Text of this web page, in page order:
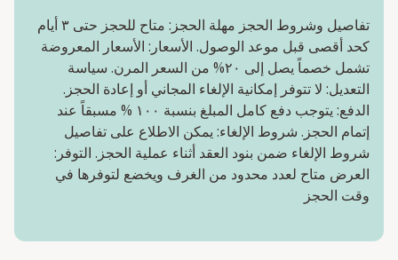
تفاصيل وشروط الحجز مهلة الحجز: متاح للحجز حتى ٣ أيام
كحد أقصى قبل موعد الوصول. الأسعار: الأسعار المعروضة
تشمل خصماً يصل إلى ٢٠% من السعر المرن. سياسة
التعديل: لا تتوفر إمكانية الإلغاء المجاني أو إعادة الحجز.
الدفع: يتوجب دفع كامل المبلغ بنسبة ١٠٠ % مسبقاً عند
إتمام الحجز. شروط الإلغاء: يمكن الاطلاع على تفاصيل
شروط الإلغاء ضمن بنود العقد أثناء عملية الحجز. التوفر:
العرض متاح لعدد محدود من الغرف ويخضع لتوفرها في
وقت الحجز